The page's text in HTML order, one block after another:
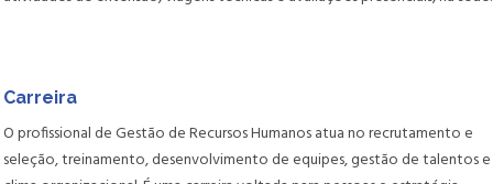
Carreira
O profissional de Gestão de Recursos Humanos atua no recrutamento e
seleção, treinamento, desenvolvimento de equipes, gestão de talentos e